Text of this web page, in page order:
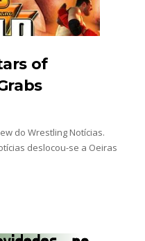
of
do Wrestling Notícias.
deslocou-se a Oeiras